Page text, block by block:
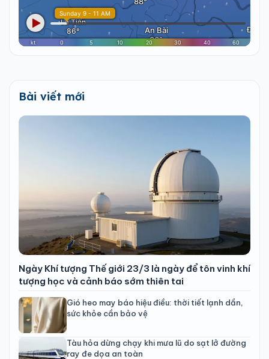
Bài viết mới
Ngày Khí tượng Thế giới 23/3 là ngày để tôn vinh khí
tượng học và cảnh báo sớm thiên tai
Gió heo may báo hiệu điều: thời tiết lạnh dần,
sức khỏe cần bảo vệ
Tàu hỏa dừng chạy khi mưa lũ do sạt lở đường
ray đe dọa an toàn